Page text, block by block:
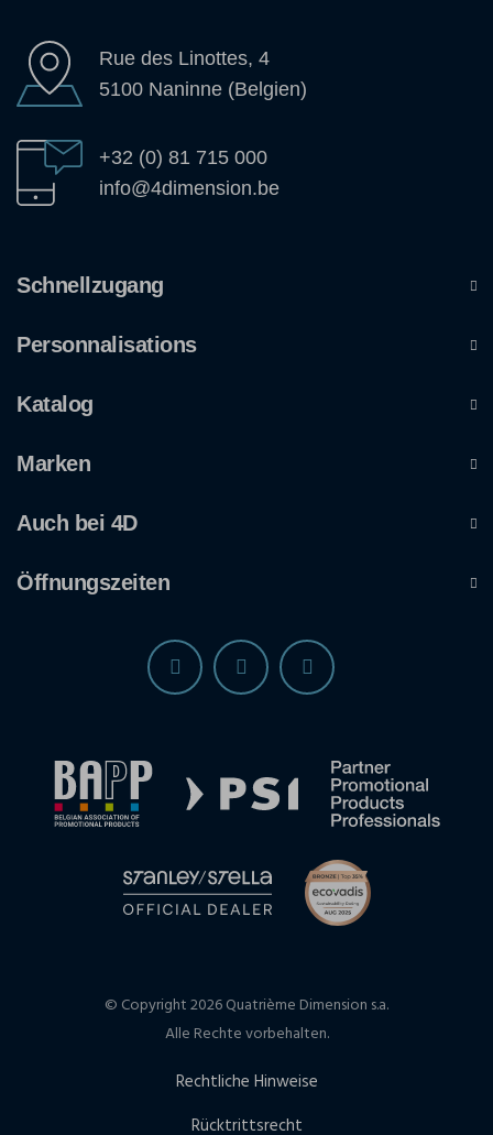
Rue des Linottes, 4
5100 Naninne (Belgien)
+32 (0) 81 715 000
info@4dimension.be
Schnellzugang
Personnalisations
Katalog
Marken
Auch bei 4D
Öffnungszeiten
© Copyright 2026 Quatrième Dimension s.a.
Alle Rechte vorbehalten.
Rechtliche Hinweise
Rücktrittsrecht